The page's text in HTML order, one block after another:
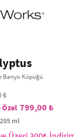
*Promosyon Detayları
Banyo Köpüğü
₺
799,00 ₺
ml